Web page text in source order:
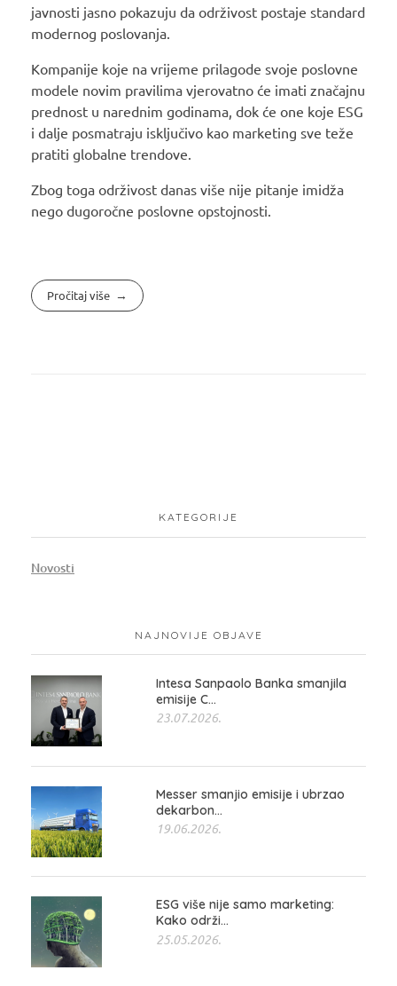
javnosti jasno pokazuju da održivost postaje standard
modernog poslovanja.
Kompanije koje na vrijeme prilagode svoje poslovne
modele novim pravilima vjerovatno će imati značajnu
prednost u narednim godinama, dok će one koje ESG
i dalje posmatraju isključivo kao marketing sve teže
pratiti globalne trendove.
Zbog toga održivost danas više nije pitanje imidža
nego dugoročne poslovne opstojnosti.
Pročitaj više
KATEGORIJE
Novosti
NAJNOVIJE OBJAVE
Intesa Sanpaolo Banka smanjila
emisije C...
23.07.2026.
Messer smanjio emisije i ubrzao
dekarbon...
19.06.2026.
ESG više nije samo marketing:
Kako održi...
25.05.2026.